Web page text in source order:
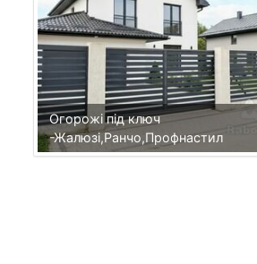
Огорожі під ключ
-Жалюзі,Ранчо,Профнастил